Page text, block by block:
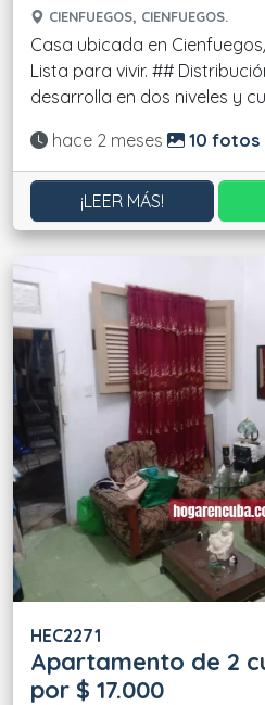
CIENFUEGOS, CIENFUEGOS.
Casa ubicada en
Lista para vivir. ##
desarrolla en dos niveles y
Actualizado:
hace 2 meses 10 fotos
¡LEER MÁS!
HEC2271
Apartamento de 2
por $ 17.000